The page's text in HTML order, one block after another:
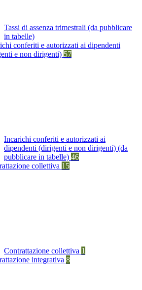
Tassi di assenza trimestrali (da pubblicare
in tabelle)
conferiti e autorizzati ai dipendenti
e non dirigenti) 57
Incarichi conferiti e autorizzati ai
dipendenti (dirigenti e non dirigenti) (da
pubblicare in tabelle) 46
collettiva 15
Contrattazione collettiva 1
integrativa 8